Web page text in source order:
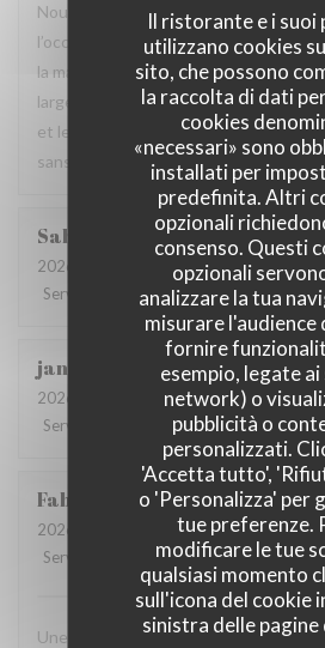
Il ristorante e i suoi
utilizzano cookies
sito, che possono
la raccolta di dati
cookies
«necessari» sono
installati per
predefinita. Altri
opzionali
consenso. Questi
opzionali
analizzare la tua
misurare l'audience
fornire
esempio, legate ai
network) o
pubblicità o
personalizzati.
'Accetta tutto',
o 'Personalizza' per
tue preferenze.
modificare le tue
qualsiasi momento
sull'icona del cookie
sinistra delle pagine
Nous avons passé un agréable
l’occasion, pour certains d’entre
la manière la plus authentique qui soit.
largement à la hauteur de nos
et le personnel particulièrement
sans hésiter que nous reviendrons.
Sabrina
2026-07-25
- 21:00 - Ospiti 2
Servizio
Atmosfera:4 /5 Cucina: 4
jan
2026-07-28
- 19:30 - Ospiti 2
Servizio
Atmosfera: 3/5 Cucina: 3
Fabrice
2026-07-19
- 12:00 - Ospiti 3
Servizio
Atmosfera:5/5 Cucina: 4
Une table sympathique avec son